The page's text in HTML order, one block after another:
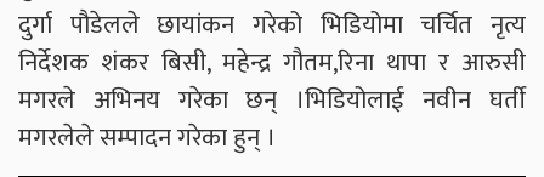
दुर्गा पौडेलले छायांकन गरेको भिडियोमा चर्चित नृत्य
निर्देशक शंकर बिसी, महेन्द्र गौतम,रिना थापा र आरुसी
मगरले अभिनय गरेका छन् ।भिडियोलाई नवीन घर्ती
मगरलेले सम्पादन गरेका हुन् ।